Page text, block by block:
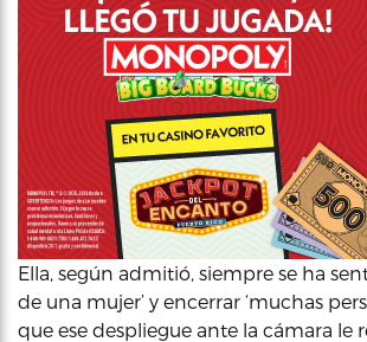
Ella, según admitió, siempre se ha
de una mujer’ y encerrar ‘muchas
que ese despliegue ante la cámara le